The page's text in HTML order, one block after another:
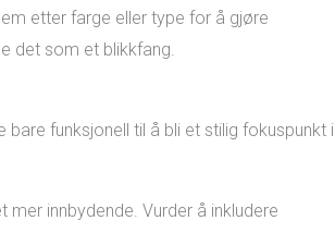
etter farge eller type for å gjøre
det som et blikkfang.
funksjonell til å bli et stilig fokuspunkt i
innbydende. Vurder å inkludere